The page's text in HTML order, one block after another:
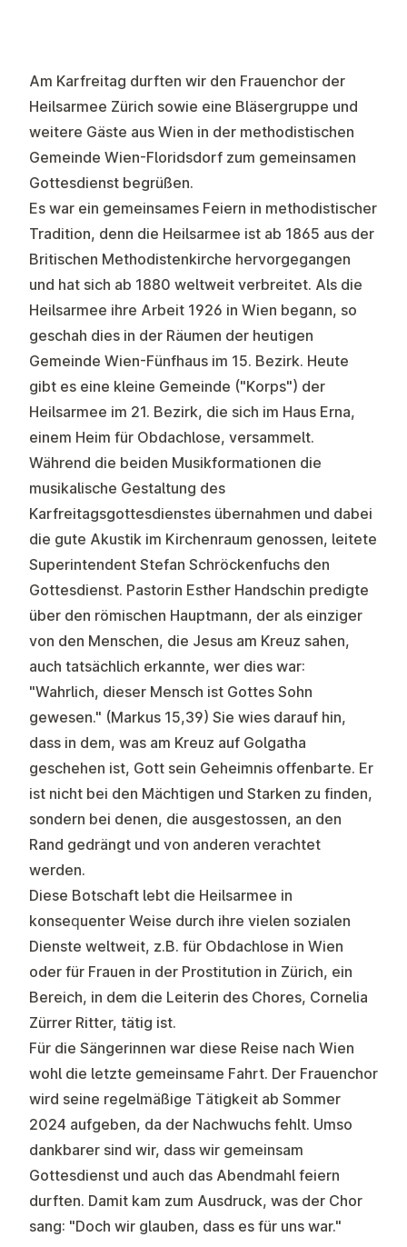
Am Karfreitag durften wir den Frauenchor der
Heilsarmee Zürich sowie eine Bläsergruppe und
weitere Gäste aus Wien in der methodistischen
Gemeinde Wien-Floridsdorf zum gemeinsamen
Gottesdienst begrüßen.
Es war ein gemeinsames Feiern in methodistischer
Tradition, denn die Heilsarmee ist ab 1865 aus der
Britischen Methodistenkirche hervorgegangen
und hat sich ab 1880 weltweit verbreitet. Als die
Heilsarmee ihre Arbeit 1926 in Wien begann, so
geschah dies in der Räumen der heutigen
Gemeinde Wien-Fünfhaus im 15. Bezirk. Heute
gibt es eine kleine Gemeinde ("Korps") der
Heilsarmee im 21. Bezirk, die sich im Haus Erna,
einem Heim für Obdachlose, versammelt.
Während die beiden Musikformationen die
musikalische Gestaltung des
Karfreitagsgottesdienstes übernahmen und dabei
die gute Akustik im Kirchenraum genossen, leitete
Superintendent Stefan Schröckenfuchs den
Gottesdienst. Pastorin Esther Handschin predigte
über den römischen Hauptmann, der als einziger
von den Menschen, die Jesus am Kreuz sahen,
auch tatsächlich erkannte, wer dies war:
"Wahrlich, dieser Mensch ist Gottes Sohn
gewesen." (Markus 15,39) Sie wies darauf hin,
dass in dem, was am Kreuz auf Golgatha
geschehen ist, Gott sein Geheimnis offenbarte. Er
ist nicht bei den Mächtigen und Starken zu finden,
sondern bei denen, die ausgestossen, an den
Rand gedrängt und von anderen verachtet
werden.
Diese Botschaft lebt die Heilsarmee in
konsequenter Weise durch ihre vielen sozialen
Dienste weltweit, z.B. für Obdachlose in Wien
oder für Frauen in der Prostitution in Zürich, ein
Bereich, in dem die Leiterin des Chores, Cornelia
Zürrer Ritter, tätig ist.
Für die Sängerinnen war diese Reise nach Wien
wohl die letzte gemeinsame Fahrt. Der Frauenchor
wird seine regelmäßige Tätigkeit ab Sommer
2024 aufgeben, da der Nachwuchs fehlt. Umso
dankbarer sind wir, dass wir gemeinsam
Gottesdienst und auch das Abendmahl feiern
durften. Damit kam zum Ausdruck, was der Chor
sang: "Doch wir glauben, dass es für uns war."